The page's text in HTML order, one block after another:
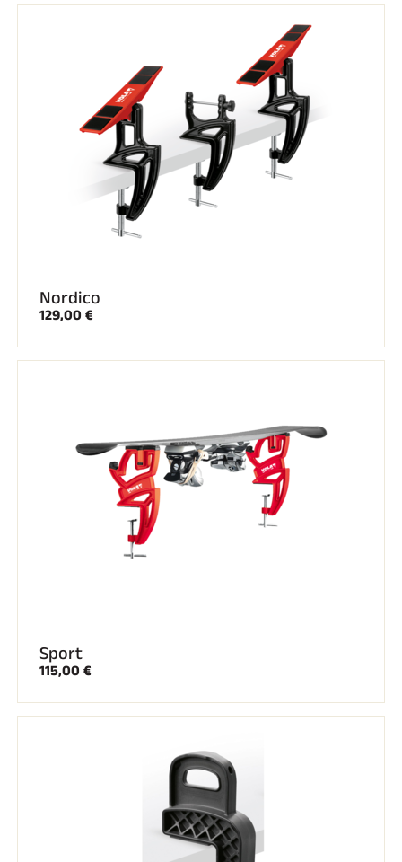
Nordico
129,00 €
Sport
115,00 €